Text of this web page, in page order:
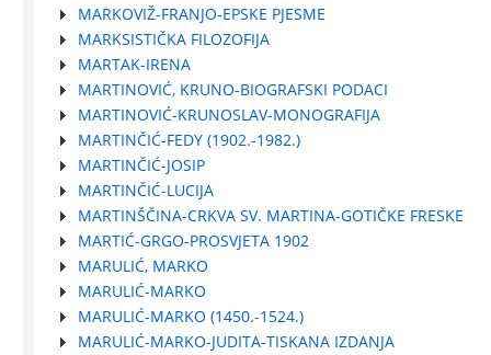
MARKOVIŽ-FRANJO-EPSKE PJESME
MARKSISTIČKA FILOZOFIJA
MARTAK-IRENA
MARTINOVIĆ, KRUNO-BIOGRAFSKI PODACI
MARTINOVIĆ-KRUNOSLAV-MONOGRAFIJA
MARTINČIĆ-FEDY (1902.-1982.)
MARTINČIĆ-JOSIP
MARTINČIĆ-LUCIJA
MARTINŠČINA-CRKVA SV. MARTINA-GOTIČKE FRESKE
MARTIĆ-GRGO-PROSVJETA 1902
MARULIĆ, MARKO
MARULIĆ-MARKO
MARULIĆ-MARKO (1450.-1524.)
MARULIĆ-MARKO-JUDITA-TISKANA IZDANJA